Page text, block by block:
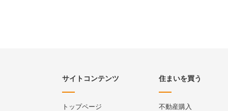
サイトコンテンツ
トップページ
住まいを買う
不動産購入